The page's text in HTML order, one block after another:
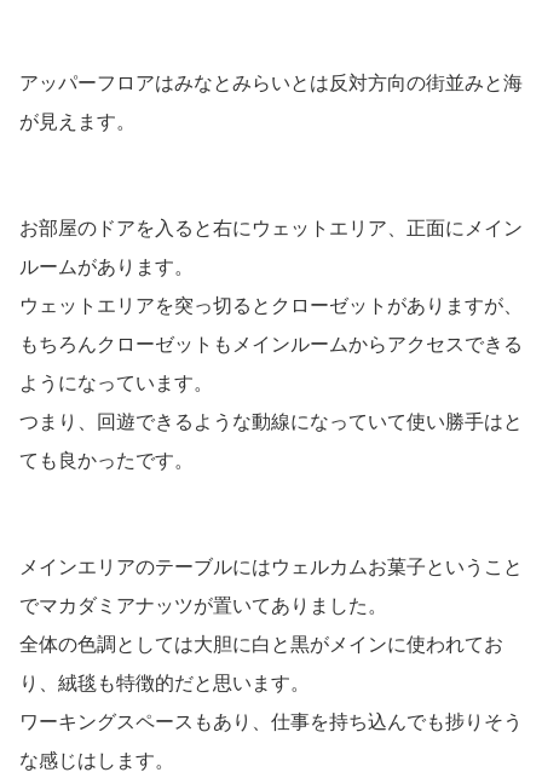
アッパーフロアはみなとみらいとは反対方向の街並みと海
が見えます。
お部屋のドアを入ると右にウェットエリア、正面にメイン
ルームがあります。
ウェットエリアを突っ切るとクローゼットがありますが、
もちろんクローゼットもメインルームからアクセスできる
ようになっています。
つまり、回遊できるような動線になっていて使い勝手はと
ても良かったです。
メインエリアのテーブルにはウェルカムお菓子ということ
でマカダミアナッツが置いてありました。
全体の色調としては大胆に白と黒がメインに使われてお
り、絨毯も特徴的だと思います。
ワーキングスペースもあり、仕事を持ち込んでも捗りそう
な感じはします。